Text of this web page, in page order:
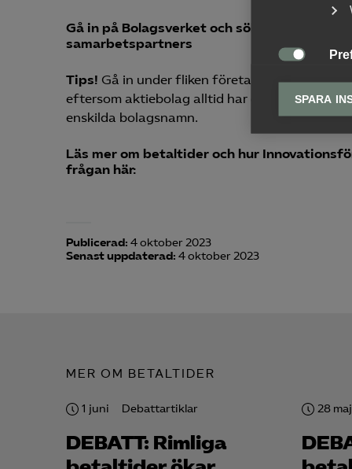
Gå in på Bolagsverket och sök på dina
samarbetspartners
Tips! Gå in under fliken företag och sök på
eftersom aktiebolag alltid har
enskilda bolagsnamn.
Läs mer om betaltider och hur
frågan här:
Publicerad: 4 oktober 2023
Senast uppdaterad: 4 oktober 2023
MER OM BETALTIDER
1 juni Debattartiklar
DEBATT: Rimliga
28 maj

SPARA